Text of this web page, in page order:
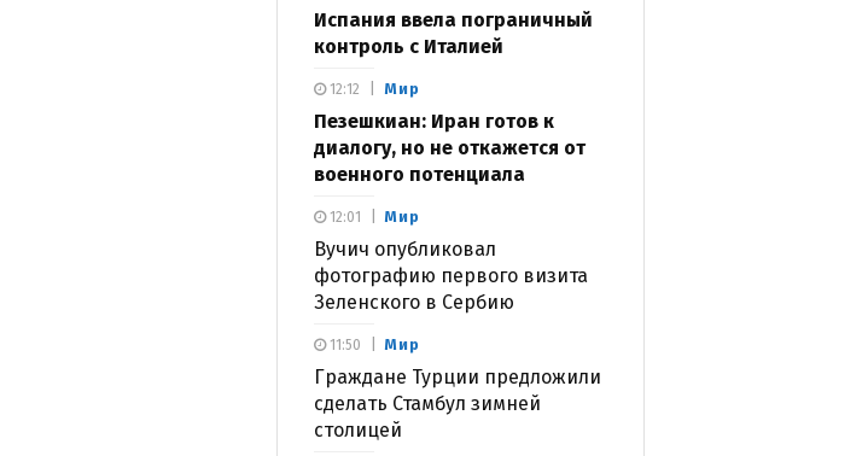
Испания ввела пограничный
контроль с Италией
Мир
Пезешкиан: Иран готов к
диалогу, но не откажется от
военного потенциала
12:12
Мир
Вучич опубликовал
фотографию первого визита
Зеленского в Сербию
12:01
Мир
Граждане Турции предложили
сделать Стамбул зимней
столицей
11:50